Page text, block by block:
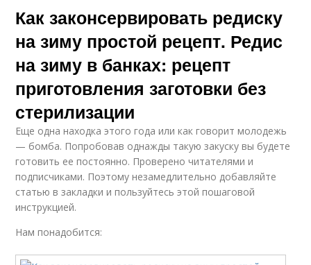
Как законсервировать редиску
на зиму простой рецепт. Редис
на зиму в банках: рецепт
приготовления заготовки без
стерилизации
Еще одна находка этого года или как говорит молодежь
— бомба. Попробовав однажды такую закуску вы будете
готовить ее постоянно. Проверено читателями и
подписчиками. Поэтому незамедлительно добавляйте
статью в закладки и пользуйтесь этой пошаговой
инструкцией.
Нам понадобится: